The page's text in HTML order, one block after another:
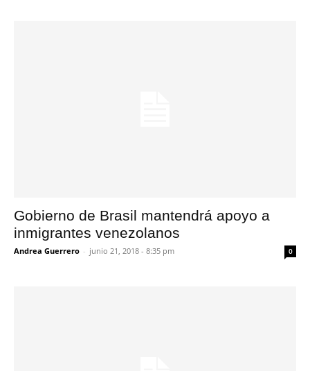
Gobierno de Brasil mantendrá apoyo a
inmigrantes venezolanos
Andrea Guerrero - junio 21, 2018 - 8:35 pm 0